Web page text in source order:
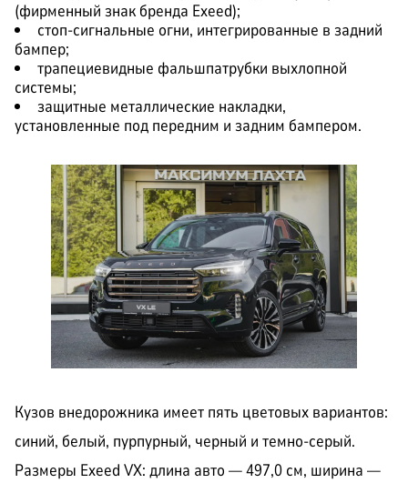
(фирменный знак бренда Exeed);
стоп-сигнальные огни, интегрированные в задний
бампер;
трапециевидные фальшпатрубки выхлопной
системы;
защитные металлические накладки,
установленные под передним и задним бампером.
Кузов внедорожника имеет пять цветовых вариантов:
синий, белый, пурпурный, черный и темно-серый.
Размеры Exeed VX: длина авто — 497,0 см, ширина —